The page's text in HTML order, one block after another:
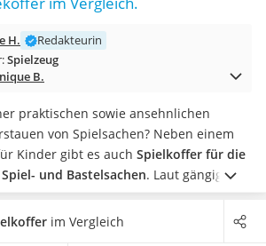
H.
Redakteurin
Spielzeug
B.
praktischen sowie ansehnlichen
von Spielsachen? Neben einem
Kinder gibt es auch Spielkoffer für die
und Bastelsachen. Laut gängigen
Material der angebotenen Spielkoffer
strapazierfähig und daher perfekt für
im Vergleich